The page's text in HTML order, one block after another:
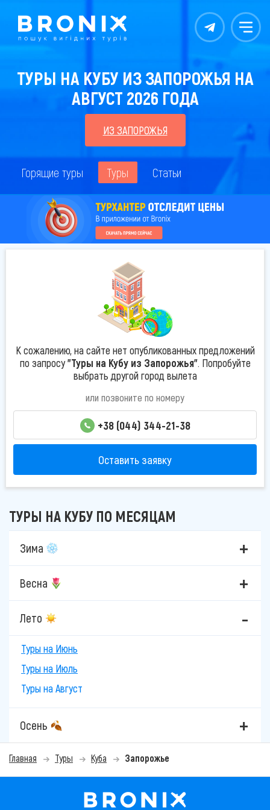
Контакты Меню
ТУРЫ НА КУБУ ИЗ ЗАПОРОЖЬЯ НА
АВГУСТ 2026 ГОДА
ИЗ ЗАПОРОЖЬЯ
Горящие туры Туры Статьи
К сожалению, на сайте нет опубликованных предложений
по запросу"Туры на Кубу из Запорожья". Попробуйте
выбрать другой город вылета
или позвоните по номеру
+38 (044) 344-21-38
Оставить заявку
ТУРЫ НА КУБУ ПО МЕСЯЦАМ
Зима
Весна
Лето
Туры на Июнь
Туры на Июль
Туры на Август
Осень
Главная Туры Куба Запорожье